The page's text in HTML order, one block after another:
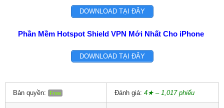
DOWNLOAD TẠI ĐÂY
Phần Mềm Hotspot Shield VPN Mới Nhất Cho iPhone
DOWNLOAD TẠI ĐÂY
Bản quyền: Free Đánh giá: 4★ – 1,017 phiếu